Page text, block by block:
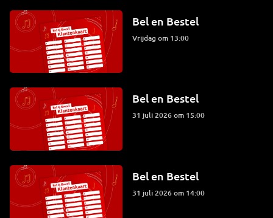
Bel en Bestel
vrijdag om 13:00
Bel en Bestel
31 juli 2026 om 15:00
Bel en Bestel
31 juli 2026 om 14:00